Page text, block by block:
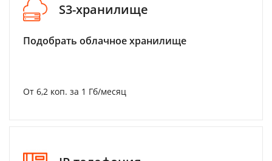
S3-хранилище
Подобрать облачное хранилище
От 6,2 коп. за 1 Гб/месяц